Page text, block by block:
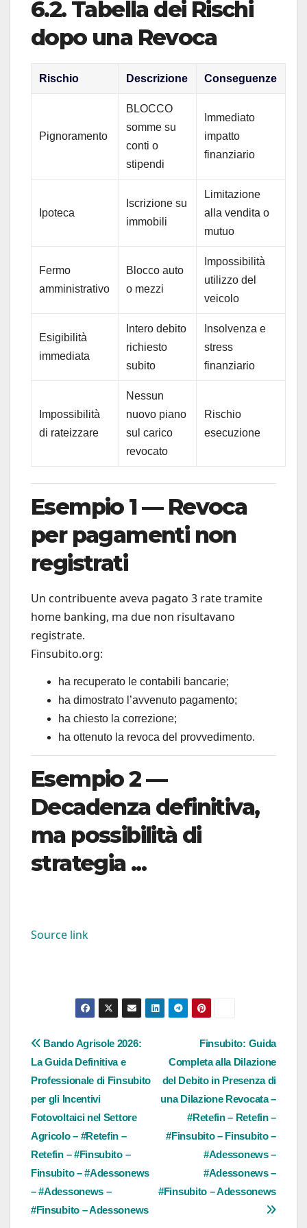
6.2. Tabella dei Rischi
dopo una Revoca
Rischio Descrizione Conseguenze
Pignoramento
BLOCCO
somme su
conti o
stipendi
Immediato
impatto
finanziario
Ipoteca
Iscrizione su
immobili
Limitazione
alla vendita o
mutuo
Fermo
amministrativo
Blocco auto
o mezzi
Impossibilità
utilizzo del
veicolo
Esigibilità
immediata
Intero debito
richiesto
subito
Insolvenza e
stress
finanziario
Impossibilità
di rateizzare
Nessun
nuovo piano
sul carico
revocato
Rischio
esecuzione
Esempio 1 — Revoca
per pagamenti non
registrati
Un contribuente aveva pagato 3 rate tramite
home banking, ma due non risultavano
registrate.
Finsubito.org:
ha recuperato le contabili bancarie;
ha dimostrato l’avvenuto pagamento;
ha chiesto la correzione;
ha ottenuto la revoca del provvedimento.
Esempio 2 —
Decadenza definitiva,
ma possibilità di
strategia ...
Source link
Navigazione
articoli
Finsubito: Guida
Completa alla Dilazione
del Debito in Presenza di
una Dilazione Revocata –
#Retefin – Retefin –
#Finsubito – Finsubito –
#Adessonews –
#Adessonews –
#Finsubito – Adessonews
Bando Agrisole 2026:
La Guida Definitiva e
Professionale di Finsubito
per gli Incentivi
Fotovoltaici nel Settore
Agricolo – #Retefin –
Retefin – #Finsubito –
Finsubito – #Adessonews
– #Adessonews –
#Finsubito – Adessonews